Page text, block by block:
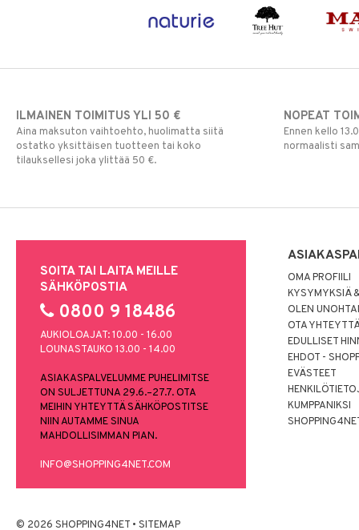
ILMAINEN TOIMITUS YLI 50 €
Aina maksuton vaihtoehto, huolimatta siitä
ostatko yksittäisen tuotteen tai koko
tilauksellesi joka ylittää 50 €.
NOPEAT
Ennen kello
normaalisti
SOITA TAI LAITA MEILLE
SÄHKÖPOSTIA
0800 9 18486
AUKIOLOAJAT: 10.00 - 16.00
LOUNASTAUKO 13.00 - 14.00
ASIAKASPALVELUMME PUHELIMITSE
ON SULJETTUNA 29.6.–27.7. OTA
MEIHIN YHTEYTTÄ SÄHKÖPOSTITSE
NIIN AUTAMME SINUA
MAHDOLLISIMMAN PIAN.
INFO@SHOPPING4NET.COM
OMA PROFIILI
KYSYMYKSIÄ
OLEN
OTA
EDULLISET
EHDOT -
EVÄSTEET
KUMPPANIKSI
© 2026 SHOPPING4NET • SITEMAP